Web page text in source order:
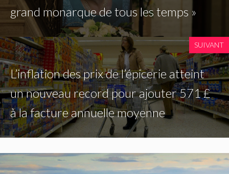
grand monarque de tous les temps »
SUIVANT
L’inflation des prix de l’épicerie atteint
un nouveau record pour ajouter 571 £
à la facture annuelle moyenne